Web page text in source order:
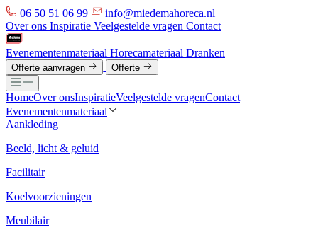
06 50 51 06 99
info@miedemahoreca.nl
Over ons Inspiratie Veelgestelde vragen Contact
Evenementenmateriaal Horecamateriaal Dranken
Offerte aanvragen Offerte
HomeOver onsInspiratieVeelgestelde vragenContact
Evenementenmateriaal
Aankleding
Beeld, licht & geluid
Facilitair
Koelvoorzieningen
Meubilair